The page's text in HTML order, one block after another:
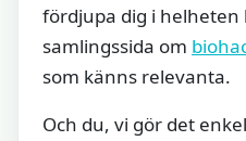
fördjupa dig i helheten
samlingssida om
som känns relevanta.
Och du, vi gör det